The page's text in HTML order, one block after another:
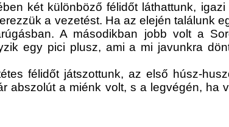
két különböző félidőt láthattunk,
a vezetést. Ha az elején találunk
A másodikban jobb volt a
egy pici plusz, ami a mi javunkra
félidőt játszottunk, az első húsz-
abszolút a miénk volt, s a legvégén,